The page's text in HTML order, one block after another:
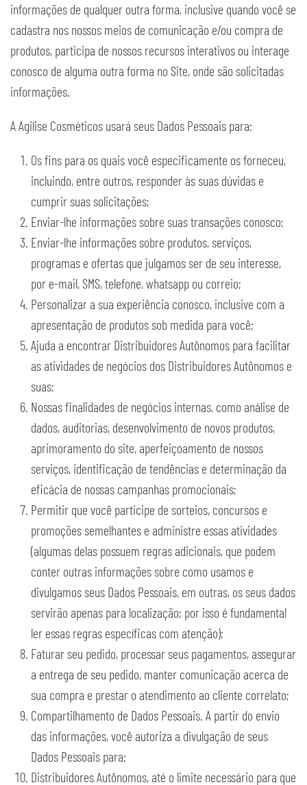
informações de qualquer outra forma, inclusive quando você se
cadastra nos nossos meios de comunicação e/ou compra de
produtos, participa de nossos recursos interativos ou interage
conosco de alguma outra forma no Site, onde são solicitadas
informações.
A Agilise Cosméticos usará seus Dados Pessoais para:
Os fins para os quais você especificamente os forneceu,
incluindo, entre outros, responder às suas dúvidas e
cumprir suas solicitações;
Enviar-lhe informações sobre suas transações conosco;
Enviar-lhe informações sobre produtos, serviços,
programas e ofertas que julgamos ser de seu interesse,
por e-mail, SMS, telefone, whatsapp ou correio;
Personalizar a sua experiência conosco, inclusive com a
apresentação de produtos sob medida para você;
Ajuda a encontrar Distribuidores Autônomos para facilitar
as atividades de negócios dos Distribuidores Autônomos e
suas;
Nossas finalidades de negócios internas, como análise de
dados, auditorias, desenvolvimento de novos produtos,
aprimoramento do site, aperfeiçoamento de nossos
serviços, identificação de tendências e determinação da
eficácia de nossas campanhas promocionais;
Permitir que você participe de sorteios, concursos e
promoções semelhantes e administre essas atividades
(algumas delas possuem regras adicionais, que podem
conter outras informações sobre como usamos e
divulgamos seus Dados Pessoais, em outras, os seus dados
servirão apenas para localização; por isso é fundamental
ler essas regras específicas com atenção);
Faturar seu pedido, processar seus pagamentos, assegurar
a entrega de seu pedido, manter comunicação acerca de
sua compra e prestar o atendimento ao cliente correlato;
Compartilhamento de Dados Pessoais. A partir do envio
das informações, você autoriza a divulgação de seus
Dados Pessoais para:
Distribuidores Autônomos, até o limite necessário para que